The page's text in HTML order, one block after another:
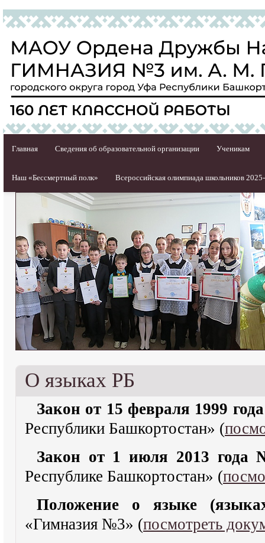
Главная Сведения об образовательной организации Ученикам
Наш «Бессмертный полк» Всероссийская олимпиада школьников
О языках РБ
Закон от 15 февраля 1999
Республики Башкортостан» (
Закон от 1 июля 2013 года
Республике Башкортостан» (
Положение о языке
«Гимназия №3» (посмотреть